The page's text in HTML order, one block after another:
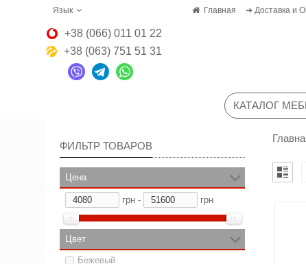
Язык Главная ➜ Доставка и
+38 (066) 011 01 22
+38 (063) 751 51 31
КАТАЛОГ
ФИЛЬТР ТОВАРОВ
Цена
грн - грн
Цвет
Бежевый